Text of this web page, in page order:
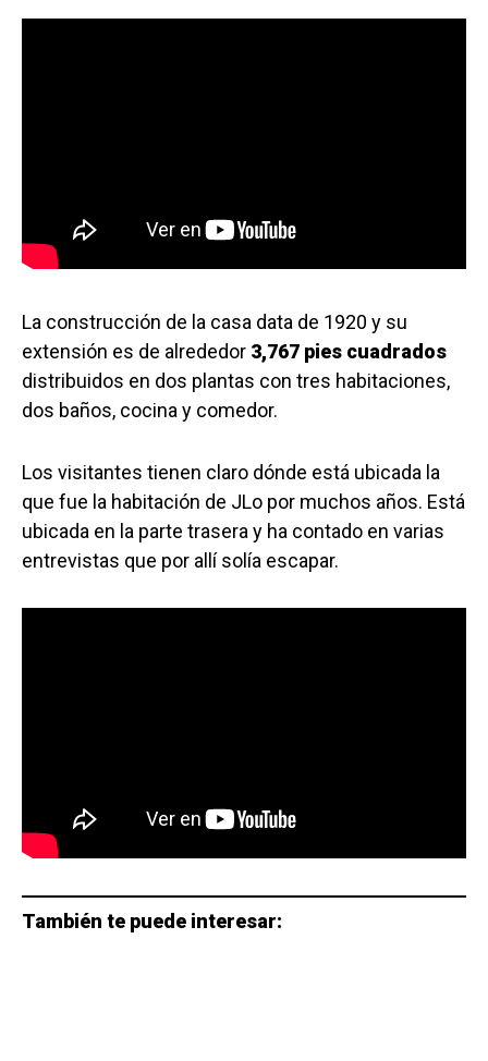
La construcción de la casa data de 1920 y su
extensión es de alrededor 3,767 pies cuadrados
distribuidos en dos plantas con tres habitaciones,
dos baños, cocina y comedor.
Los visitantes tienen claro dónde está ubicada la
que fue la habitación de JLo por muchos años. Está
ubicada en la parte trasera y ha contado en varias
entrevistas que por allí solía escapar.
También te puede interesar: